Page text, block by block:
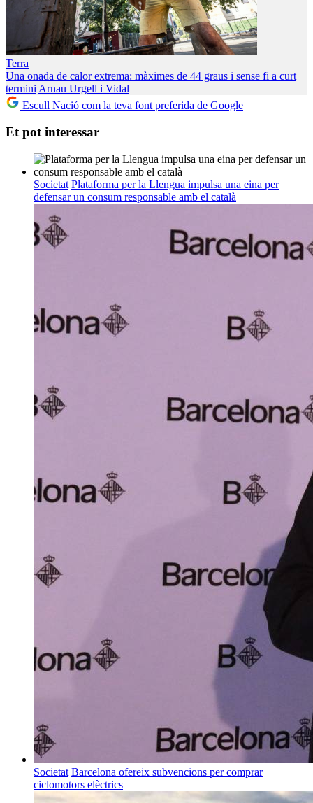
Terra
Una onada de calor extrema: màximes de 44 graus i sense fi a curt
termini Arnau Urgell i Vidal
Escull Nació com la teva font preferida de Google
Et pot interessar
Societat Plataforma per la Llengua impulsa una eina per
defensar un consum responsable amb el català
Societat Barcelona ofereix subvencions per comprar
ciclomotors elèctrics